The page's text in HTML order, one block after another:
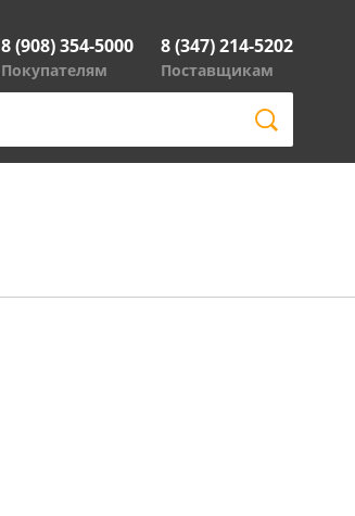
8 (908) 354-5000
Покупателям
8 (347) 214-5202
Поставщикам